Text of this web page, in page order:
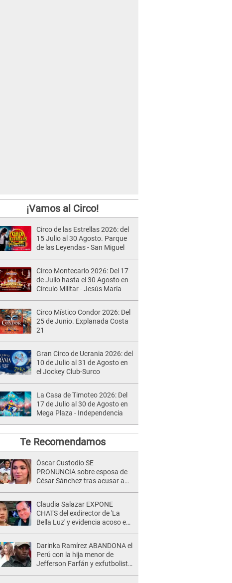
¡Vamos al Circo!
Circo de las Estrellas 2026: del
15 Julio al 30 Agosto. Parque
de las Leyendas - San Miguel
Circo Montecarlo 2026: Del 17
de Julio hasta el 30 Agosto en
Círculo Militar - Jesús María
Circo Místico Condor 2026: Del
25 de Junio. Explanada Costa
21
Gran Circo de Ucrania 2026: del
10 de Julio al 31 de Agosto en
el Jockey Club-Surco
La Casa de Timoteo 2026: Del
17 de Julio al 30 de Agosto en
Mega Plaza - Independencia
Te Recomendamos
Óscar Custodio SE
PRONUNCIA sobre esposa de
César Sánchez tras acusar a
de la justicia"
Claudia Salazar EXPONE
CHATS del exdirector de 'La
Bella Luz' y evidencia acoso e
Darinka Ramírez ABANDONA el
Perú con la hija menor de
Jefferson Farfán y exfutbolista